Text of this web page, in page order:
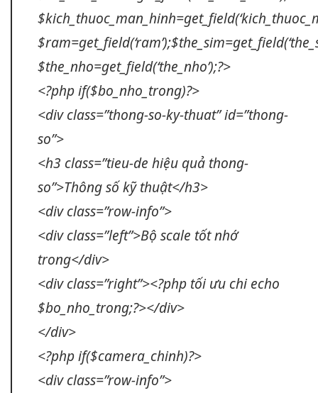
$the_nho=get_field(‘the_nho’);?>
<?php if($bo_nho_trong)?>
<div class=”thong-so-ky-thuat” id=”thong-
so”>
<h3 class=”tieu-de hiệu quả thong-
so”>Thông số kỹ thuật</h3>
<div class=”row-info”>
<div class=”left”>Bộ scale tốtnhớ
trong</div>
<div class=”right”><?php tối ưu chi echo
$bo_nho_trong;?></div>
</div>
<?php if($camera_chinh)?>
<div class=”row-info”>